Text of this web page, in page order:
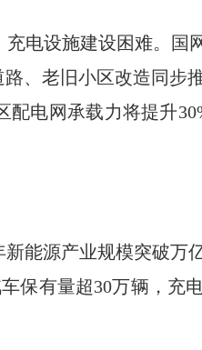
电设施建设困难。国
、老旧小区改造同步
电网承载力将提升
能源产业规模突破万
保有量超30万辆，充